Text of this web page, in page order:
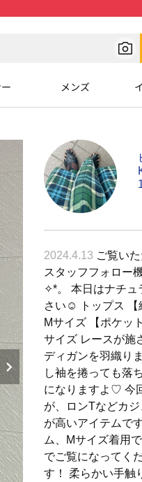
メンズ
2024.4.13 ご覧い
スタッフフォロー
✧︎*。 本日はナチュ
さい☺︎︎ トップス 【
Mサイズ 【ポケッ
サイズ レースが施
ディガンを羽織り
し袖を捲っても落
になりますよ♡ 今
が、ロンTなどカ
が高いアイテムで
ム、Mサイズ着用
でご覧になってく
す！ 柔らかい手触